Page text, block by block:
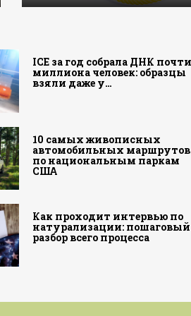
ICE за год собрала ДНК
миллиона человек: образцы
взяли даже у…
10 самых живописных
автомобильных маршрутов
по национальным паркам
США
Как проходит интервью по
натурализации: пошаговый
разбор всего процесса